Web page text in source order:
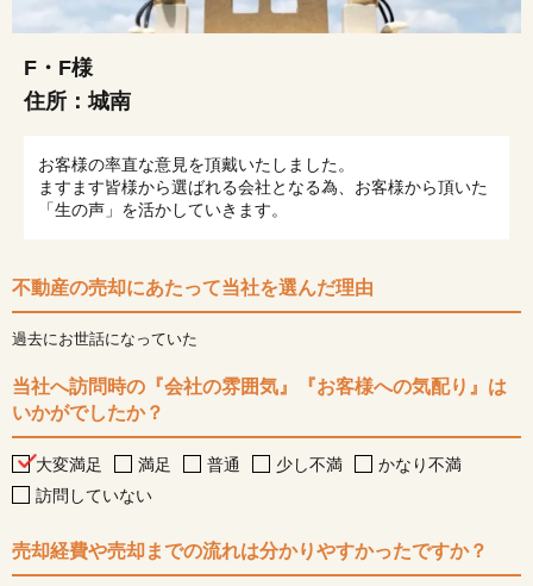
F・F様
住所：城南
お客様の率直な意見を頂戴いたしました。
ますます皆様から選ばれる会社となる為、お客様から頂いた
「生の声」を活かしていきます。
不動産の売却にあたって当社を選んだ理由
過去にお世話になっていた
当社へ訪問時の『会社の雰囲気』『お客様への気配り』は
いかがでしたか？
大変満足 満足 普通 少し不満
かなり不満
訪問していない
売却経費や売却までの流れは分かりやすかったですか？